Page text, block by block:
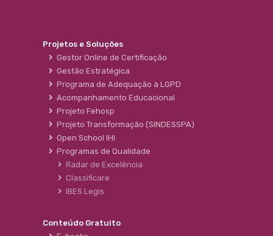
Projetos e Soluções
Gestor Online de Certificação
Gestão Estratégica
Programa de Adequação à LGPD
Acompanhamento Educacional
Projeto Fehosp
Projeto Transformação (SINDESSPA)
Open School IHI
Programas de Qualidade
Radar de Excelência
Classificare
IBES Legis
Conteúdo Gratuito